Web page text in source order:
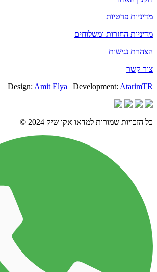
מדיניות פרטיות
מדיניות החזרות ומשלוחים
הצהרת נגישות
צור קשר
Design: Amit Elya | Development: AtarimTR
כל הזכויות שמורות למדאו אקו שיק 2024 ©